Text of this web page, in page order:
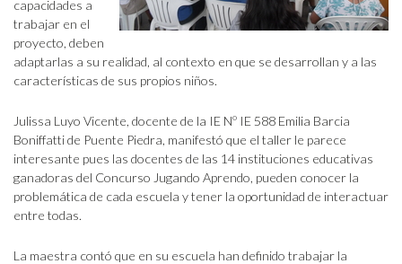
capacidades a
trabajar en el
proyecto, deben
adaptarlas a su realidad, al contexto en que se desarrollan y a las
características de sus propios niños.
Julissa Luyo Vicente, docente de la IE Nº IE 588 Emilia Barcia
Boniffatti de Puente Piedra, manifestó que el taller le parece
interesante pues las docentes de las 14 instituciones educativas
ganadoras del Concurso Jugando Aprendo, pueden conocer la
problemática de cada escuela y tener la oportunidad de interactuar
entre todas.
La maestra contó que en su escuela han definido trabajar la